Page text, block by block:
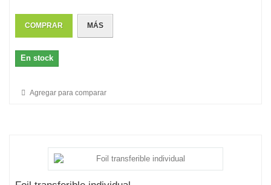
COMPRAR MÁS
En stock
Agregar para comparar